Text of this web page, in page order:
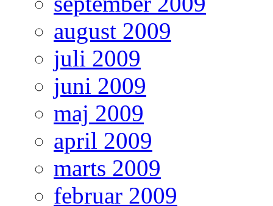
august 2009
juli 2009
juni 2009
maj 2009
april 2009
marts 2009
februar 2009